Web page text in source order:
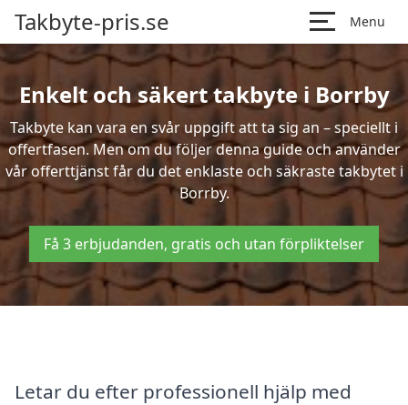
Takbyte-pris.se Menu
Enkelt och säkert takbyte i Borrby
Takbyte kan vara en svår uppgift att ta sig an – speciellt i
offertfasen. Men om du följer denna guide och använder
vår offerttjänst får du det enklaste och säkraste takbytet i
Borrby.
Få 3 erbjudanden, gratis och utan förpliktelser
Letar du efter professionell hjälp med